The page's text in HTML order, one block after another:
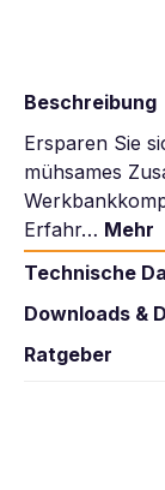
Beschreibung
Ersparen Sie
mühsames
Erfahr… Mehr
Technische
Downloads &
Ratgeber